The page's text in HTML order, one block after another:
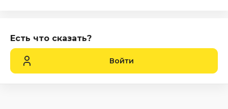
Есть что сказать?
Войти